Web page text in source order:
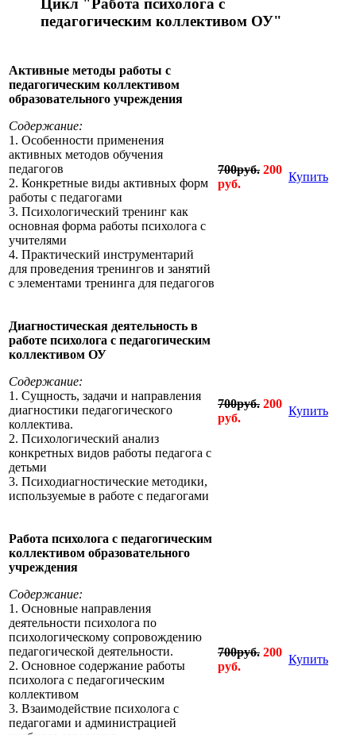
Цикл "Работа психолога с
педагогическим коллективом ОУ"
Активные методы работы с
педагогическим коллективом
образовательного учреждения
Содержание:
1. Особенности применения
активных методов обучения
педагогов
2. Конкретные виды активных форм
работы с педагогами
3. Психологический тренинг как
основная форма работы психолога с
учителями
4. Практический инструментарий
для проведения тренингов и занятий
с элементами тренинга для педагогов
700руб. 200
руб.
Купить
Диагностическая деятельность в
работе психолога с педагогическим
коллективом ОУ
Содержание:
1. Сущность, задачи и направления
диагностики педагогического
коллектива.
2. Психологический анализ
конкретных видов работы педагога с
детьми
3. Психодиагностические методики,
используемые в работе с педагогами
700руб. 200
руб.
Купить
Работа психолога с педагогическим
коллективом образовательного
учреждения
Содержание:
1. Основные направления
деятельности психолога по
психологическому сопровождению
педагогической деятельности.
2. Основное содержание работы
психолога с педагогическим
коллективом
3. Взаимодействие психолога с
педагогами и администрацией
700руб. 200
руб.
Купить